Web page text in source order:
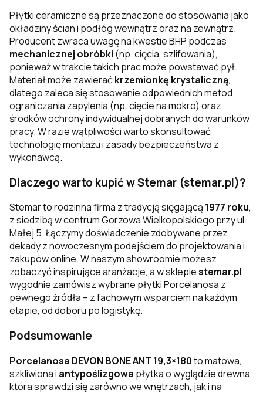
Płytki ceramiczne są przeznaczone do stosowania jako
okładziny ścian i podłóg wewnątrz oraz na zewnątrz.
Producent zwraca uwagę na kwestie BHP podczas
mechanicznej obróbki (np. cięcia, szlifowania),
ponieważ w trakcie takich prac może powstawać pył.
Materiał może zawieraćkrzemionkę krystaliczną,
dlatego zaleca się stosowanie odpowiednich metod
ograniczania zapylenia (np. cięcie na mokro) oraz
środków ochrony indywidualnej dobranych do warunków
pracy. W razie wątpliwości warto skonsultować
technologię montażu i zasady bezpieczeństwa z
wykonawcą.
Dlaczego warto kupić w Stemar (stemar.pl)?
Stemar to rodzinna firma z tradycją sięgającą 1977 roku,
z siedzibą w centrum Gorzowa Wielkopolskiego przy ul.
Małej 5. Łączymy doświadczenie zdobywane przez
dekady z nowoczesnym podejściem do projektowania i
zakupów online. W naszym showroomie możesz
zobaczyć inspirujące aranżacje, a w sklepiestemar.pl
wygodnie zamówisz wybrane płytki Porcelanosa z
pewnego źródła – z fachowym wsparciem na każdym
etapie, od doboru po logistykę.
Podsumowanie
Porcelanosa DEVON BONE ANT 19,3×180to matowa,
szkliwiona i antypoślizgowa płytka o wyglądzie drewna,
która sprawdzi się zarówno we wnętrzach, jak i na